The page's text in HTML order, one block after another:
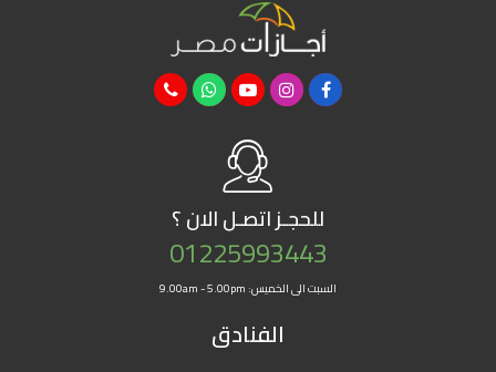
للحجـزاتصـل الان ؟
01225993443
السبت الى الخميس: 9.00am - 5.00pm
الفنادق